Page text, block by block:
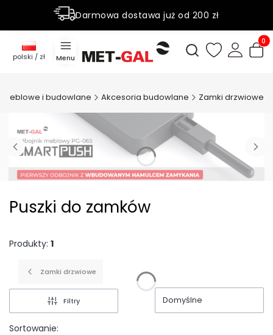
Darmowa dostawa już od 200 zł
Rabaty do 50% na wybrane produky
Menu
Otwórz
polski / zł
i budowlane Akcesoria budowlane Zamki drzwiowe
Puszki do zamków
Produkty: 1
Zamki drzwiowe
Filtry
Sortowanie:
Domyślne